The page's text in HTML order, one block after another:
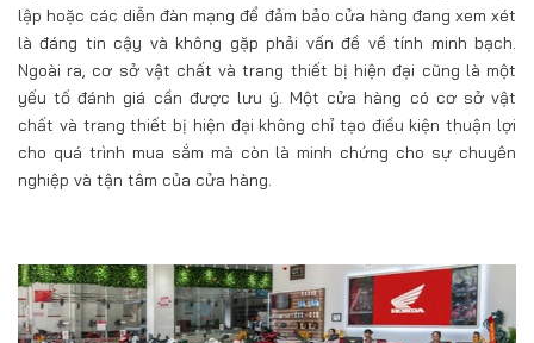
lập hoặc các diễn đàn mạng để đảm bảo cửa hàng đang xem xét
là đáng tin cậy và không gặp phải vấn đề về tính minh bạch.
Ngoài ra, cơ sở vật chất và trang thiết bị hiện đại cũng là một
yếu tố đánh giá cần được lưu ý. Một cửa hàng có cơ sở vật
chất và trang thiết bị hiện đại không chỉ tạo điều kiện thuận lợi
cho quá trình mua sắm mà còn là minh chứng cho sự chuyên
nghiệp và tận tâm của cửa hàng.